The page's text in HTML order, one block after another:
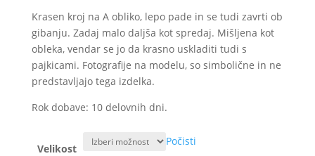
through
28,00€
Krasen kroj na A obliko, lepo pade in se tudi zavrti ob
gibanju. Zadaj malo daljša kot spredaj. Mišljena kot
obleka, vendar se jo da krasno uskladiti tudi s
pajkicami. Fotografije na modelu, so simbolične in ne
predstavljajo tega izdelka.
Rok dobave: 10 delovnih dni.
Velikost
Počisti